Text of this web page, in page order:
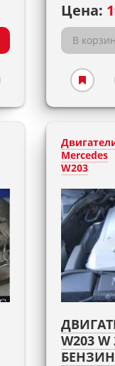
Цена:
В
Mercedes
W203
W203 W